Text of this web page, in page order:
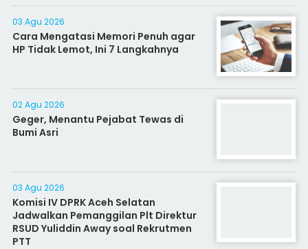
03 Agu 2026
Cara Mengatasi Memori Penuh agar
HP Tidak Lemot, Ini 7 Langkahnya
02 Agu 2026
Geger, Menantu Pejabat Tewas di
Bumi Asri
03 Agu 2026
Komisi IV DPRK Aceh Selatan
Jadwalkan Pemanggilan Plt Direktur
RSUD Yuliddin Away soal Rekrutmen
PTT